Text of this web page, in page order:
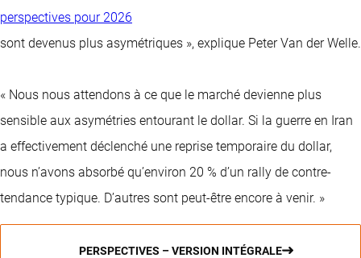
perspectives pour 2026
sont devenus plus asymétriques », explique Peter Van der Welle.
« Nous nous attendons à ce que le marché devienne plus
sensible aux asymétries entourant le dollar. Si la guerre en Iran
a effectivement déclenché une reprise temporaire du dollar,
nous n’avons absorbé qu’environ 20 % d’un rally de contre-
tendance typique. D’autres sont peut-être encore à venir. »
PERSPECTIVES – VERSION INTÉGRALE